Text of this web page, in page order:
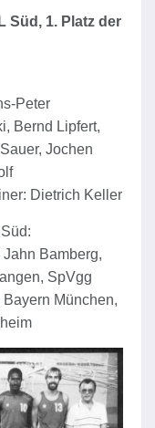
Süd, 1. Platz der
Peter
Bernd Lipfert,
Jochen
Dietrich Keller
Bamberg,
SpVgg
München,